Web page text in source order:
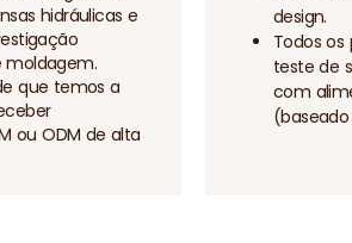
hidráulicas e
moldagem.
que temos a
ou ODM de alta
design.
Todos
teste de
com
(baseado